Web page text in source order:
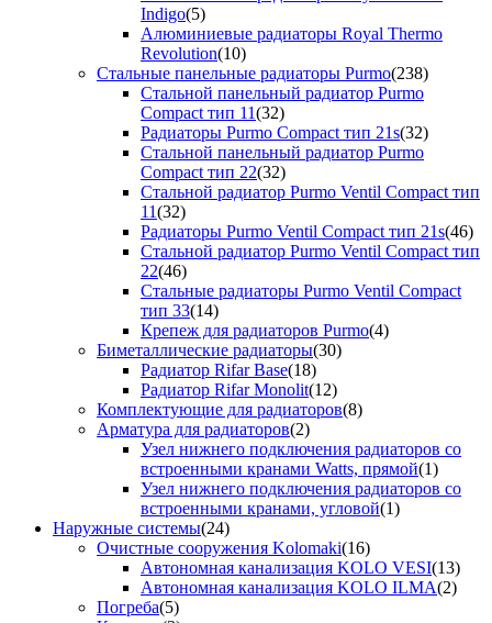
Indigo(5)
Алюминиевые радиаторы Royal Thermo
Revolution(10)
Стальные панельные радиаторы Purmo(238)
Стальной панельный радиатор Purmo
Compact тип 11(32)
Радиаторы Purmo Compact тип 21s(32)
Стальной панельный радиатор Purmo
Compact тип 22(32)
Стальной радиатор Purmo Ventil Compact тип
11(32)
Радиаторы Purmo Ventil Compact тип 21s(46)
Стальной радиатор Purmo Ventil Compact тип
22(46)
Стальные радиаторы Purmo Ventil Compact
тип 33(14)
Крепеж для радиаторов Purmo(4)
Биметаллические радиаторы(30)
Радиатор Rifar Base(18)
Радиатор Rifar Monolit(12)
Комплектующие для радиаторов(8)
Арматура для радиаторов(2)
Узел нижнего подключения радиаторов со
встроенными кранами Watts, прямой(1)
Узел нижнего подключения радиаторов со
встроенными кранами, угловой(1)
Наружные системы(24)
Очистные сооружения Kolomaki(16)
Автономная канализация KOLO VESI(13)
Автономная канализация KOLO ILMA(2)
Погреба(5)